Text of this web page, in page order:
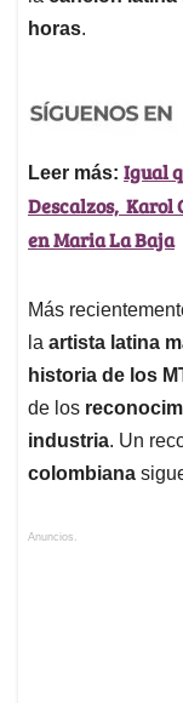
horas.
Leer más: Igual
Descalzos, Karol
en Maria La Baja
Más
la artista latina
historia de los
de los
industria. Un
colombiana
Anuncios.